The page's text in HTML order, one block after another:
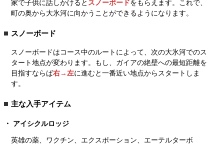
家で子供に話しかけると スノーボードをもらえます。これで、
町の奥から大氷河に向かうことができるようになります。
スノーボード
スノーボードはコース中のルートによって、次の大氷河でのス
タート地点が変わります。もし、ガイアの絶壁への最短距離を
目指すならば右→左に進むと一番近い地点からスタートしま
す。
主な入手アイテム
アイシクルロッジ
英雄の薬、ワクチン、エクスポーション、エーテルターボ